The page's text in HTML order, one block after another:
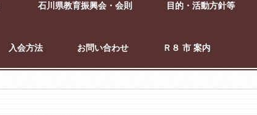
石川県教育振興会・会則 目的・活動方針等
入会方法 お問い合わせ Ｒ８ 市 案内